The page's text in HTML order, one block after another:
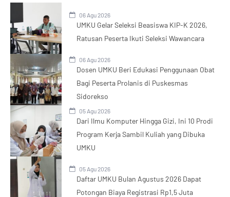
06 Agu 2026
UMKU Gelar Seleksi Beasiswa KIP-K 2026,
Ratusan Peserta Ikuti Seleksi Wawancara
06 Agu 2026
Dosen UMKU Beri Edukasi Penggunaan Obat
Bagi Peserta Prolanis di Puskesmas
Sidorekso
05 Agu 2026
Dari Ilmu Komputer Hingga Gizi, Ini 10 Prodi
Program Kerja Sambil Kuliah yang Dibuka
UMKU
05 Agu 2026
Daftar UMKU Bulan Agustus 2026 Dapat
Potongan Biaya Registrasi Rp1,5 Juta